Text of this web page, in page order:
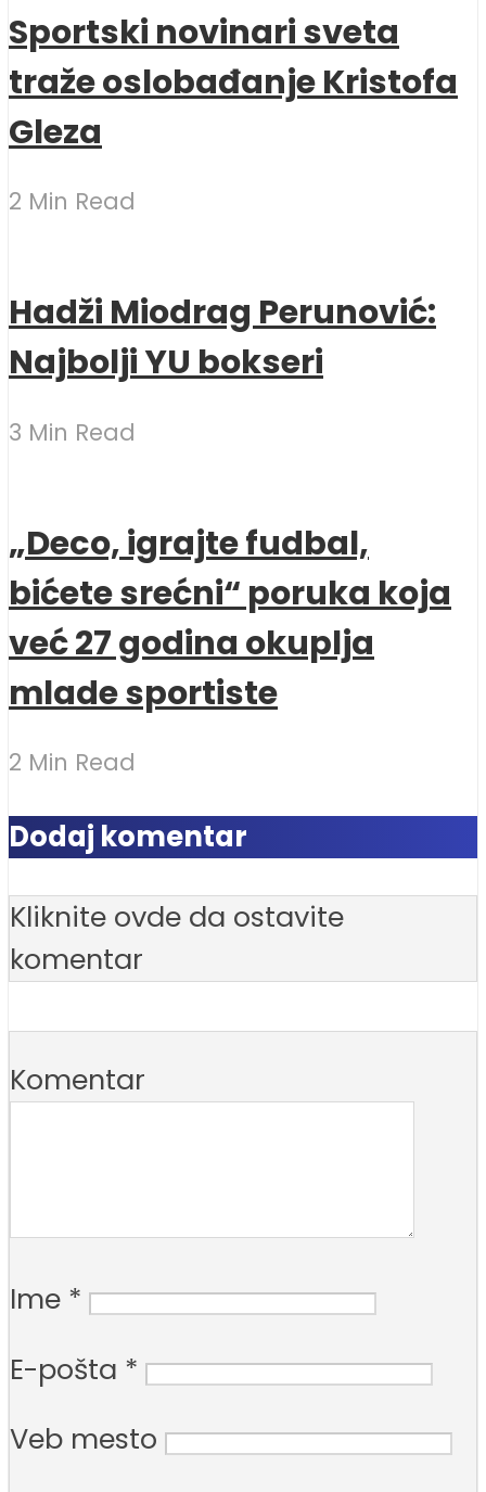
Sportski novinari sveta
traže oslobađanje Kristofa
Gleza
2 Min Read
Hadži Miodrag Perunović:
Najbolji YU bokseri
3 Min Read
„Deco, igrajte fudbal,
bićete srećni“ poruka koja
već 27 godina okuplja
mlade sportiste
2 Min Read
Dodaj komentar
Kliknite ovde da ostavite
komentar
Komentar
Ime *
E-pošta *
Veb mesto